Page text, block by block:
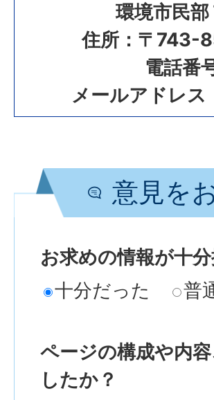
環境市民
住所：〒743-
電話番
メールアドレス
意見を
お求めの情報が十
十分だった
普
ページの構成や内
したか？